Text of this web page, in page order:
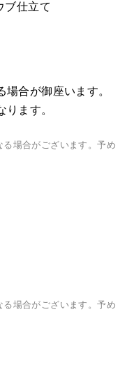
仕立て
合が御座います。
ます。
場合がございます。予め
場合がございます。予め